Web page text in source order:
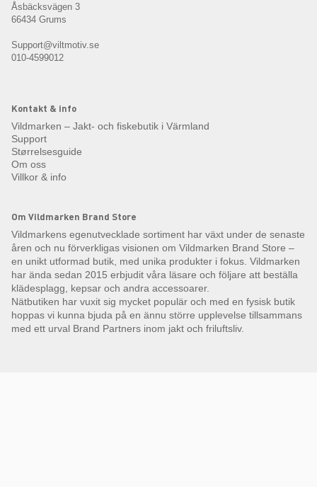
Åsbäcksvägen 3
66434 Grums
Support@viltmotiv.se
010-4599012
Kontakt & info
Vildmarken – Jakt- och fiskebutik i Värmland
Support
Størrelsesguide
Om oss
Villkor & info
Om Vildmarken Brand Store
Vildmarkens egenutvecklade sortiment har växt under de senaste
åren och nu förverkligas visionen om Vildmarken Brand Store –
en unikt utformad butik, med unika produkter i fokus. Vildmarken
har ända sedan 2015 erbjudit våra läsare och följare att beställa
klädesplagg, kepsar och andra accessoarer.
Nätbutiken har vuxit sig mycket populär och med en fysisk butik
hoppas vi kunna bjuda på en ännu större upplevelse tillsammans
med ett urval Brand Partners inom jakt och friluftsliv.